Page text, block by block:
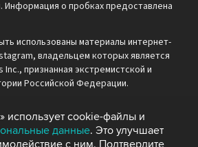
. Информация о пробках предоставлена
использованы материалы интернет-
владельцем которых является
признанная экстремистской и
Российской Федерации.
использует cookie-файлы и
данные. Это улучшает
с ним. Подтвердите